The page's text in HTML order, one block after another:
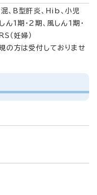
混、B型肝炎、Hib、小児
ん1期・2期、風しん1期・
（妊婦）
の方は受付しておりませ